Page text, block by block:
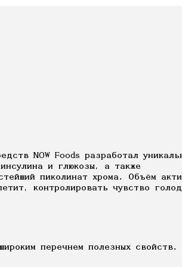
NOW Foods разработал
и глюкозы, а также
пиколинат хрома. Объём
контролировать чувство
перечнем полезных свойств.